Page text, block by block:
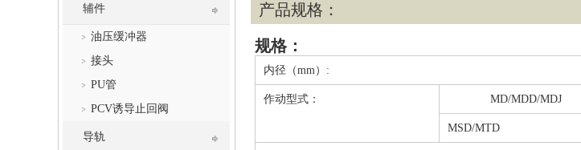
辅件
油压缓冲器
接头
PU管
PCV诱导止回阀
导轨
产品规格：
规格：
内径（mm）:
作动型式： MD/MDD/MDJ
MSD/MTD